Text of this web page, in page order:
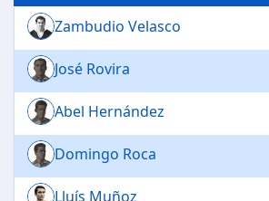
Zambudio Velasco
José Rovira
Abel Hernández
Domingo Roca
Lluís Muñoz